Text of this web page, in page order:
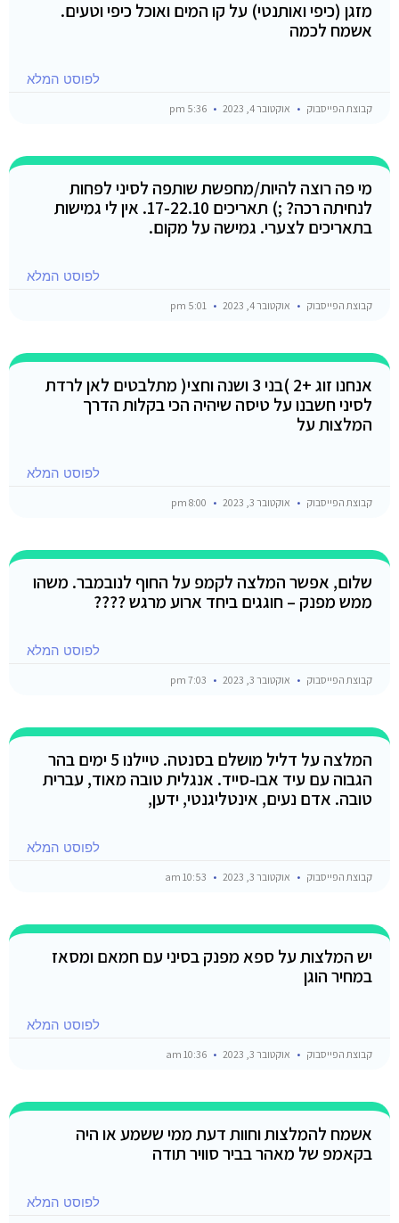
מזגן (כיפי ואותנטי) על קו המים ואוכל כיפי וטעים.
אשמח לכמה
לפוסט המלא
קבוצת הפייסבוק אוקטובר 4, 2023
מי פה רוצה להיות/מחפשת שותפה לסיני לפחות
לנחיתה רכה? ;) תאריכים 17-22.10. אין לי גמישות
בתאריכים לצערי. גמישה על מקום.
לפוסט המלא
קבוצת הפייסבוק אוקטובר 4, 2023
אנחנו זוג +2 )בני 3 ושנה וחצי( מתלבטים לאן לרדת
לסיני חשבנו על טיסה שיהיה הכי בקלות הדרך
המלצות על
לפוסט המלא
קבוצת הפייסבוק אוקטובר 3, 2023
שלום, אפשר המלצה לקמפ על החוף לנובמבר. משהו
ממש מפנק – חוגגים ביחד ארוע מרגש ????
לפוסט המלא
קבוצת הפייסבוק אוקטובר 3, 2023
המלצה על דליל מושלם בסנטה. טיילנו 5 ימים בהר
הגבוה עם עיד אבו-סייד. אנגלית טובה מאוד, עברית
טובה. אדם נעים, אינטליגנטי, ידען,
לפוסט המלא
קבוצת הפייסבוק אוקטובר 3, 2023
יש המלצות על ספא מפנק בסיני עם חמאם ומסאז
במחיר הוגן
לפוסט המלא
קבוצת הפייסבוק אוקטובר 3, 2023
אשמח להמלצות וחוות דעת ממי ששמע או היה
בקאמפ של מאהר בביר סוויר תודה
לפוסט המלא